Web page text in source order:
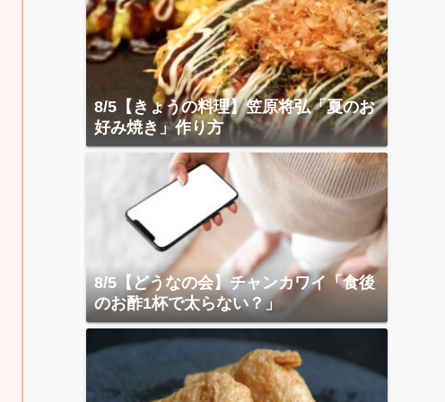
8/5【きょうの料理】笠原将弘「夏のお
好み焼き」作り方
8/5【どうなの会】チャンカワイ「食後
のお酢1杯で太らない？」